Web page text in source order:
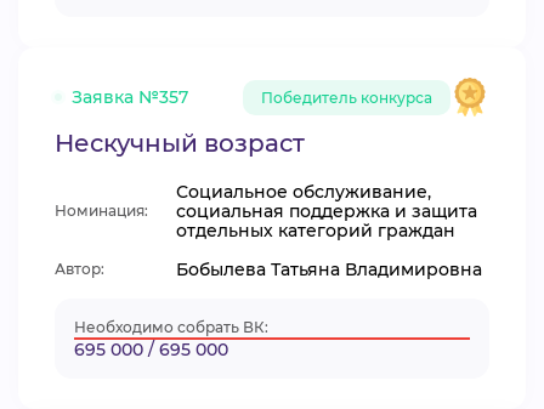
Заявка №357 Победитель конкурса
Нескучный возраст
Номинация:
Социальное обслуживание,
социальная поддержка и защита
отдельных категорий граждан
Автор: Бобылева Татьяна Владимировна
Необходимо собрать ВК:
695 000 / 695 000